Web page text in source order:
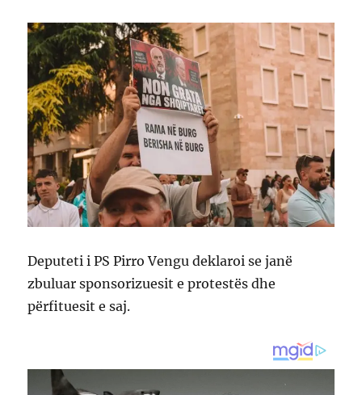
Deputeti i PS Pirro Vengu deklaroi se janë
zbuluar sponsorizuesit e protestës dhe
përfituesit e saj.